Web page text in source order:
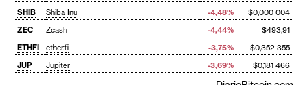
SHIB
Shiba Inu -4,48%
$0,000 004
ZEC
Zcash -4,44%
$493,91
ETHFI
ether.fi -3,75%
$0,352 355
JUP
Jupiter -3,69% $0,181 466